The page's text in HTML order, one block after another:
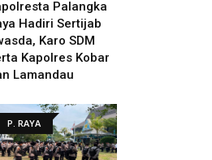
Palangka
Hadiri Sertijab
Karo SDM
Kapolres Kobar
Lamandau
P. RAYA